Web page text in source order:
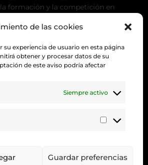
de las cookies
experiencia de usuario en esta página
obtener y procesar datos de su
de este aviso podría afectar
Siempre activo
Guardar preferencias
formación y la competición en